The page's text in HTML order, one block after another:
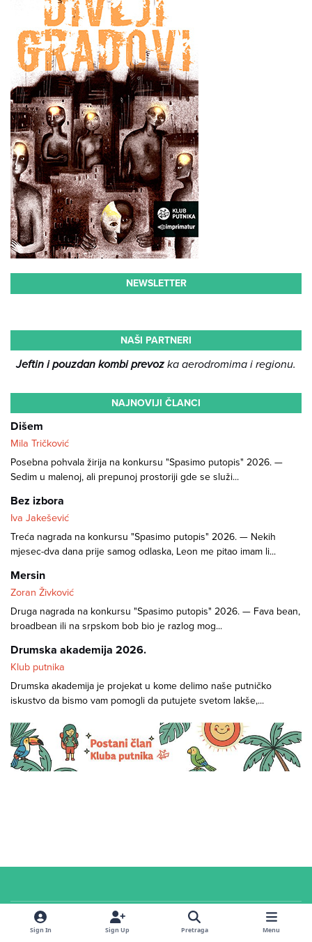
NEWSLETTER
NAŠI PARTNERI
Jeftin i pouzdan kombi prevozka aerodromima i regionu.
NAJNOVIJI ČLANCI
Dišem
Mila Tričković
Posebna pohvala žirija na konkursu "Spasimo putopis" 2026. —
Sedim u malenoj, ali prepunoj prostoriji gde se služi...
Bez izbora
Iva Jakešević
Treća nagrada na konkursu "Spasimo putopis" 2026. — Nekih
mjesec-dva dana prije samog odlaska, Leon me pitao imam li...
Mersin
Zoran Živković
Druga nagrada na konkursu "Spasimo putopis" 2026. — Fava bean,
broadbean ili na srpskom bob bio je razlog mog...
Drumska akademija 2026.
Klub putnika
Drumska akademija je projekat u kome delimo naše putničko
iskustvo da bismo vam pomogli da putujete svetom lakše,...
© 2026 Klub putnika. Sva prava zadržana. Sadržaj u
sekciji i na
Sign In Sign Up Pretraga Menu